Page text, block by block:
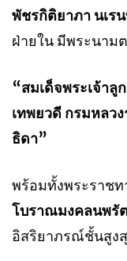
พัชรกิติยาภา นเร
ฝ่ายใน มีพระนาม
“สมเด็จพระเจ้าลู
เทพยวดี กรมหลว
ธิดา”
พร้อมทั้งพระราช
โบราณมงคลนพรั
อิสริยาภรณ์ชั้นสูง